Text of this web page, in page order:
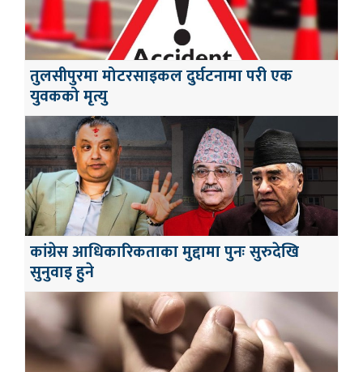
तुलसीपुरमा मोटरसाइकल दुर्घटनामा परी एक
युवकको मृत्यु
कांग्रेस आधिकारिकताका मुद्दामा पुनः सुरुदेखि
सुनुवाइ हुने